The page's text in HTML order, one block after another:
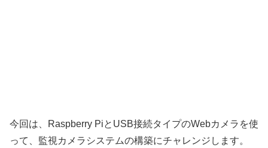
今回は、Raspberry PiとUSB接続タイプのWebカメラを使
って、監視カメラシステムの構築にチャレンジします。